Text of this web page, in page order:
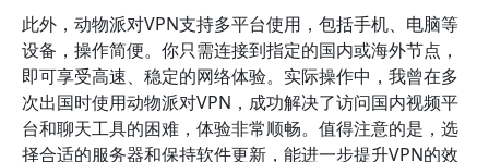
此外，动物派对VPN支持多平台使用，包括手机、电脑等
设备，操作简便。你只需连接到指定的国内或海外节点，
即可享受高速、稳定的网络体验。实际操作中，我曾在多
次出国时使用动物派对VPN，成功解决了访问国内视频平
台和聊天工具的困难，体验非常顺畅。值得注意的是，选
择合适的服务器和保持软件更新，能进一步提升VPN的效